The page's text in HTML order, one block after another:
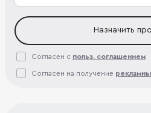
Назначить
Согласен с польз. соглашением
Согласен на получение